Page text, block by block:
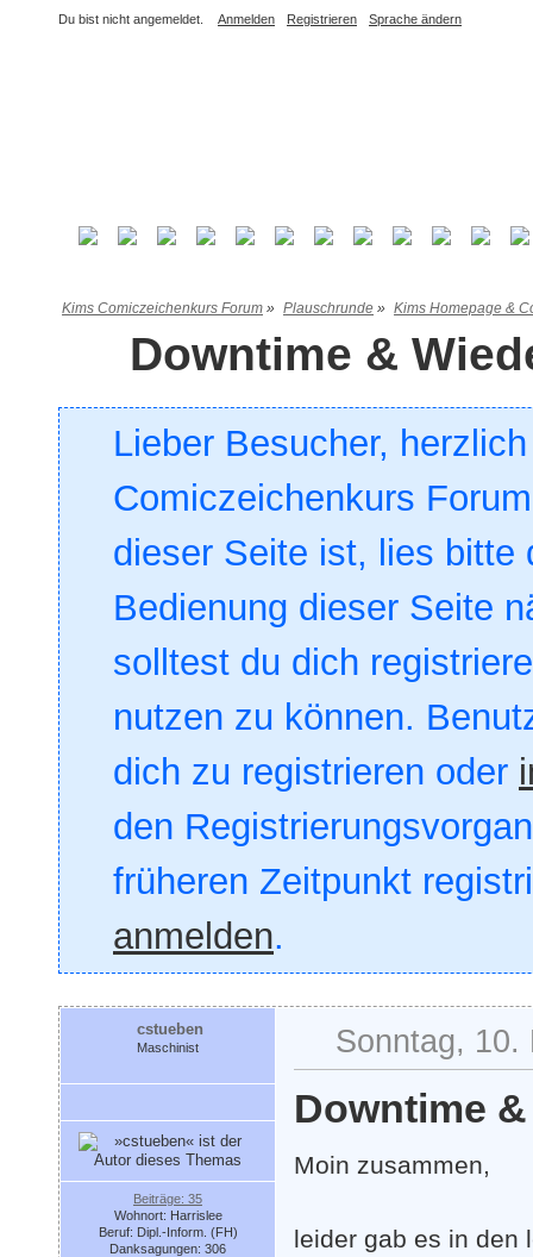
Du bist nicht angemeldet. Anmelden Registrieren Sprache ändern
Kims Comiczeichenkurs Forum » Plauschrunde » Kims Homepage &
Downtime &
Lieber Besucher,
Comiczeichenkurs
dieser Seite ist, lies bitte
Bedienung dieser Seite
solltest du dich
nutzen zu können.
dich zu registrieren oder
den
früheren Zeitpunkt
anmelden.
cstueben
Maschinist
Beiträge: 35
Wohnort: Harrislee
Beruf: Dipl.-Inform. (FH)
Danksagungen: 306
Sonntag, 10.
Downtime
Moin zusammen,
leider gab es in den